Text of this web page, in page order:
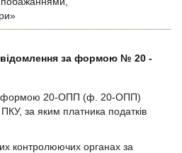
за формою № 20 -
формою 20-ОПП (ф. 20-ОПП)
за яким платника податків
контролюючих органах за